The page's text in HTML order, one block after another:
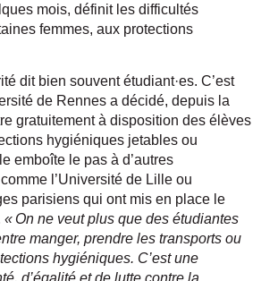
mois, définit les difficultés
femmes, aux protections
dit bien souvent étudiant·es. C’est
de Rennes a décidé, depuis la
gratuitement à disposition des élèves
hygiéniques jetables ou
emboîte le pas à d’autres
l’Université de Lille ou
parisiens qui ont mis en place le
« On ne veut plus que des étudiantes
manger, prendre les transports ou
hygiéniques. C’est une
d’égalité et de lutte contre la